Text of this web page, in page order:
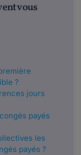
vous
?
jours
payés
les
payés ?